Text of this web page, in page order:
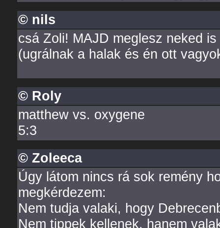
© nils
csá Zoli! MAJD meglesz neked
(ugrálnak a halak és én ott
© Roly
matthew vs. oxygene
5:3
© Zoleeca
Úgy látom nincs rá sok remény
megkérdezem:
Nem tudja valaki, hogy
Nem tippek kellenek, hanem